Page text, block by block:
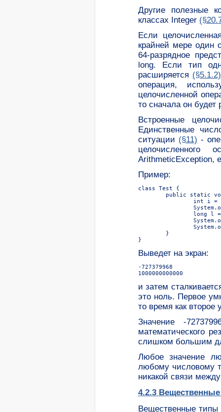
Другие полезные
классах Integer
Если
крайней мере один
64-разрядное
long. Если тип
расширяется (§5.1.2)
операция,
целочисленной
то сначала он
Встроенные
Единственные
ситуации (§11) -
ArithmeticException,
Пример:
class Test {
Выведет на экран:
-727379968
и затем
это ноль. Первое
то время как
Значение -
математического
слишком большим
Любое значение
любому числовому
никакой связи
4.2.3
Вещественные